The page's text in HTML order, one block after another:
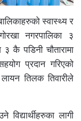
स्वास्थ्य र
नगरपालिका ३
३ कै पडिनी चौतारामा
प्रदान गरिएको
तिलक तिवारीले
लागी